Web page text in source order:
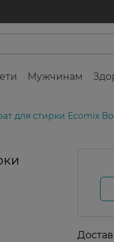
Мужчинам
для стирки Ecomix